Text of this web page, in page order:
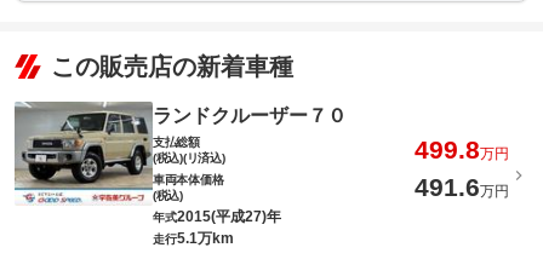
この販売店の新着車種
ランドクルーザー７０
支払総額
(税込)(リ済込)
499.8万円
車両本体価格
(税込)
491.6万円
年式2015(平成27)年
走行5.1万km